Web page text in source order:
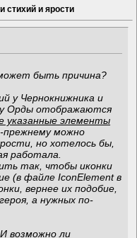
и ярости
быть причина?
у Чернокнижника и
у Орды отображаются
указанные элементы
прежнему можно
но хотелось бы,
работала.
так, чтобы иконки
(в файле IconElement в
вернее их подобие,
а нужных по-
возможно ли